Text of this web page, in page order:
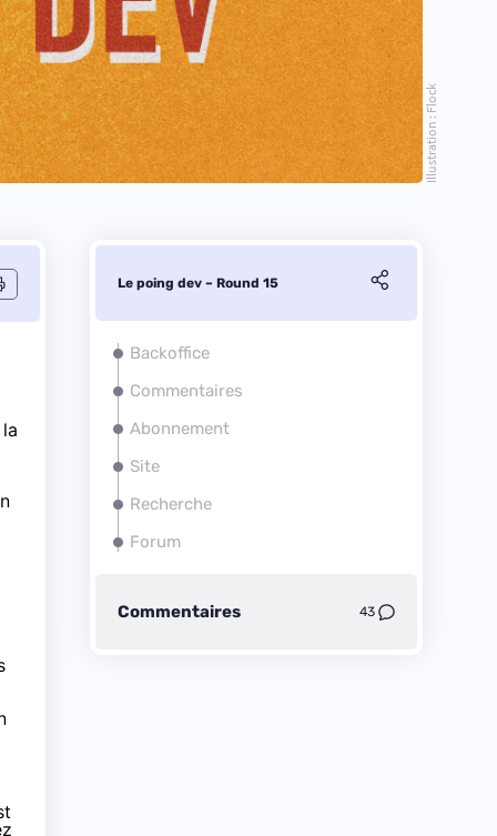
Illustration : Flock
Le poing dev – Round 15
Backoffice
Commentaires
Abonnement
Site
Recherche
Forum
Commentaires 43